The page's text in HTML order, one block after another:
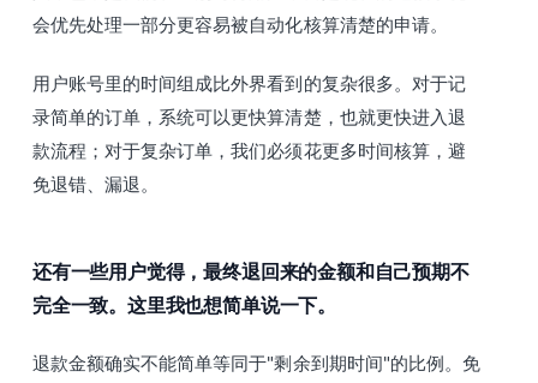
会优先处理一部分更容易被自动化核算清楚的申请。
用户账号里的时间组成比外界看到的复杂很多。对于记
录简单的订单，系统可以更快算清楚，也就更快进入退
款流程；对于复杂订单，我们必须花更多时间核算，避
免退错、漏退。
还有一些用户觉得，最终退回来的金额和自己预期不
完全一致。这里我也想简单说一下。
退款金额确实不能简单等同于"剩余到期时间"的比例。免